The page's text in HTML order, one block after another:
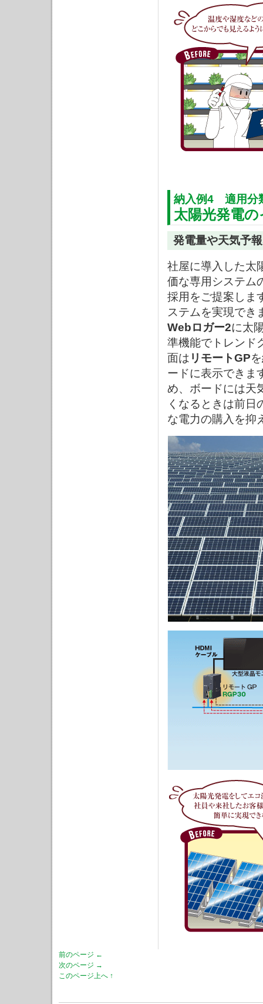
納入例4 適用分
太陽光発電
発電量や天気予
社屋に導入した太
価な専用システム
採用をご提案しま
ステムを実現でき
Webロガー2に太
準機能でトレンド
面は リモートGP
ードに表示できま
め、ボードには天
くなるときは前日
な電力の購入を抑
前のページ ←
次のページ →
このページ上へ ↑